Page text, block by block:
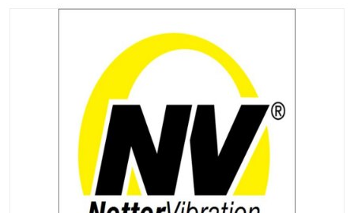
NETTER振动器 minarik
三菱离合器
BISON GEAR DAYTON
LEESON ELECTRIC carlson制动器
MACH III离合器 CLEVELAND
Magnetic制动器 STEARNS制动器